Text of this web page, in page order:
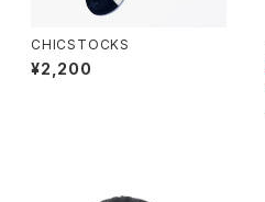
CHICSTOCKS
¥2,200